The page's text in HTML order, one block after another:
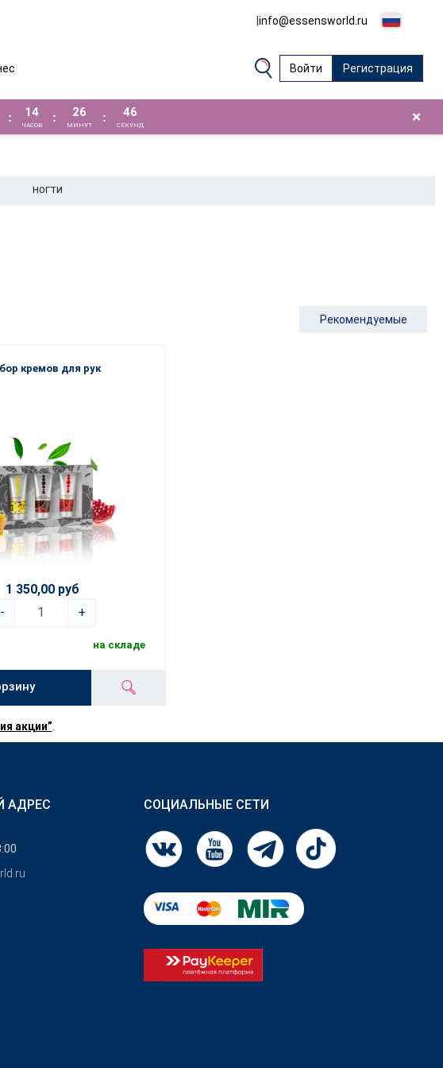
|info@essensworld.ru
Войти Регистрация
: 14
ЧАСОВ
: 26
МИНУТ
: 46
СЕКУНД ×
НОГТИ
Рекомендуемые
кремов для рук
1 350,00 руб
-
+
на складе
акции”
АДРЕС СОЦИАЛЬНЫЕ СЕТИ